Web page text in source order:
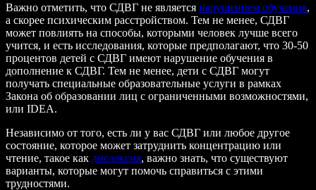
Важно отметить, что СДВГ не является нарушением обучения,
а скорее психическим расстройством. Тем не менее, СДВГ
может повлиять на способы, которыми человек лучше всего
учится, и есть исследования, которые предполагают, что 30-50
процентов детей с СДВГ имеют нарушение обучения в
дополнение к СДВГ. Тем не менее, дети с СДВГ могут
получать специальные образовательные услуги в рамках
Закона об образовании лиц с ограниченными возможностями,
или IDEA.
Независимо от того, есть ли у вас СДВГ или любое другое
состояние, которое может затруднить концентрацию или
чтение, такое как дислексия, важно знать, что существуют
варианты, которые могут помочь справиться с этими
трудностями.